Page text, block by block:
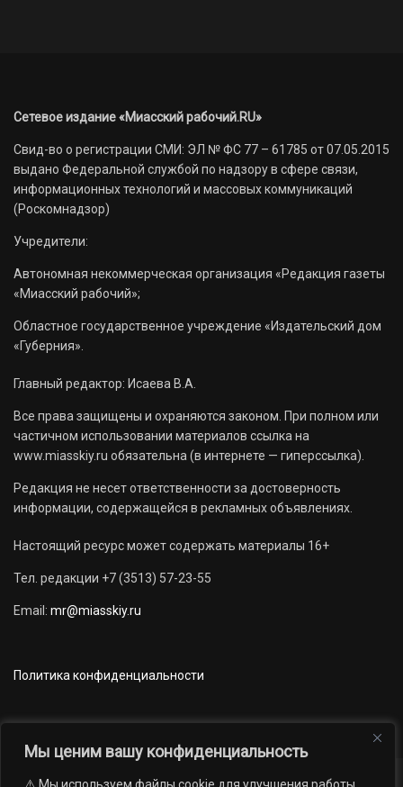
Мы ценим вашу конфиденциальность
Сетевое издание «Миасский рабочий.RU»
Свид-во о регистрации СМИ: ЭЛ № ФС 77 – 61785 от 07.05.2015
выдано Федеральной службой по надзору в сфере связи,
информационных технологий и массовых коммуникаций
(Роскомнадзор)
Учредители:
Автономная некоммерческая организация «Редакция газеты
«Миасский рабочий»;
Областное государственное учреждение «Издательский дом
«Губерния».
Главный редактор: Исаева В.А.
Все права защищены и охраняются законом. При полном или
частичном использовании материалов ссылка на
www.miasskiy.ru обязательна (в интернете — гиперссылка).
Редакция не несет ответственности за достоверность
информации, содержащейся в рекламных объявлениях.
Настоящий ресурс может содержать материалы 16+
Тел. редакции +7 (3513) 57-23-55
Email: mr@miasskiy.ru
Политика конфиденциальности